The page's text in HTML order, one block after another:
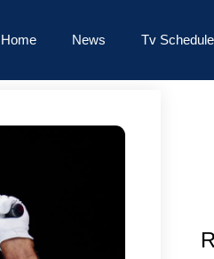
Home News Tv Schedule